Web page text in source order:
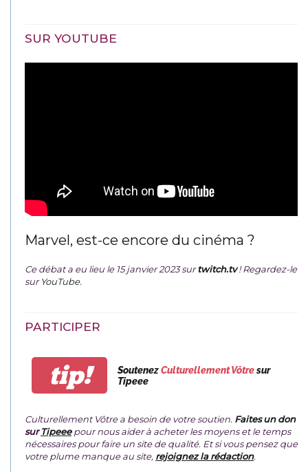
SUR YOUTUBE
Marvel, est-ce encore du cinéma ?
Ce débat a eu lieu le 15 janvier 2023 surtwitch.tv ! Regardez-le
surYouTube.
PARTICIPER
tip! SoutenezCulturellement Vôtresur
Tipeee
Culturellement Vôtre a besoin de votre soutien. Faites un don
surTipeeepour nous aider à acheter les moyens et le temps
nécessaires pour faire un site de qualité. Et si vous pensez que
votre plume manque au site, rejoignez la rédaction.